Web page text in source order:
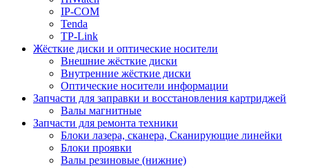
IP-COM
Tenda
TP-Link
Жёсткие диски и оптические носители
Внешние жёсткие диски
Внутренние жёсткие диски
Оптические носители информации
Запчасти для заправки и восстановления картриджей
Валы магнитные
Запчасти для ремонта техники
Блоки лазера, сканера, Сканирующие линейки
Блоки проявки
Валы резиновые (нижние)